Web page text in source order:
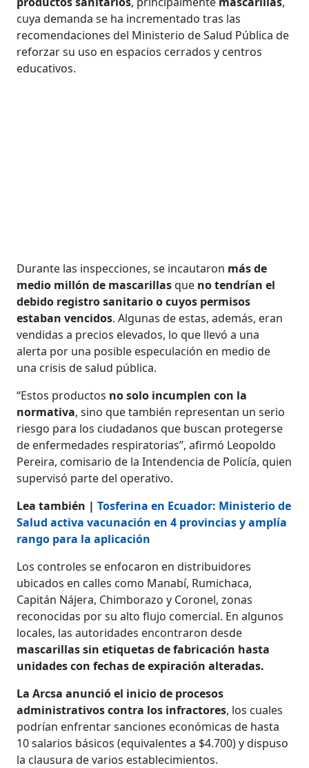
cuya demanda se ha incrementado tras las
recomendaciones del Ministerio de Salud Pública de
reforzar su uso en espacios cerrados y centros
educativos.
Durante las inspecciones, se incautaron más de
medio millón de mascarillasque no tendrían el
debido registro sanitario o cuyos permisos
estaban vencidos. Algunas de estas, además, eran
vendidas a precios elevados, lo que llevó a una
alerta por una posible especulación en medio de
una crisis de salud pública.
“Estos productos no solo incumplen con la
normativa, sino que también representan un serio
riesgo para los ciudadanos que buscan protegerse
de enfermedades respiratorias”, afirmó Leopoldo
Pereira, comisario de la Intendencia de Policía, quien
supervisó parte del operativo.
Lea también |Tosferina en Ecuador: Ministerio de
Salud activa vacunación en 4 provincias y amplía
rango para la aplicación
Los controles se enfocaron en distribuidores
ubicados en calles como Manabí, Rumichaca,
Capitán Nájera, Chimborazo y Coronel, zonas
reconocidas por su alto flujo comercial. En algunos
locales, las autoridades encontraron desde
mascarillas sin etiquetas de fabricación hasta
unidades con fechas de expiración alteradas.
La Arcsa anunció el inicio de procesos
administrativos contra los infractores, los cuales
podrían enfrentar sanciones económicas de hasta
10 salarios básicos (equivalentes a $4.700) y dispuso
la clausura de varios establecimientos.